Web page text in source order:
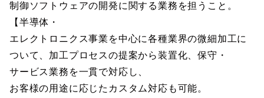
制御ソフトウェアの開発に関する業務を担うこと。
【半導体・
エレクトロニクス事業を中心に各種業界の微細加工に
ついて、加工プロセスの提案から装置化、保守・
サービス業務を一貫で対応し、
お客様の用途に応じたカスタム対応も可能。